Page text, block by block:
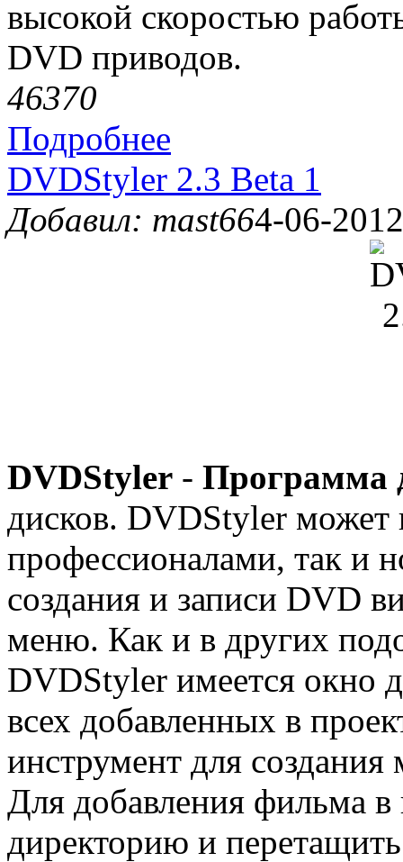
высокой скоростью
DVD приводов.
46370
Подробнее
DVDStyler 2.3 Beta 1
Добавил: mast664-06-
DVDStyler - Программа
дисков. DVDStyler может
профессионалами, так и
создания и записи DVD
меню. Как и в других
DVDStyler имеется окно
всех добавленных в
инструмент для
Для добавления фильма в
директорию и